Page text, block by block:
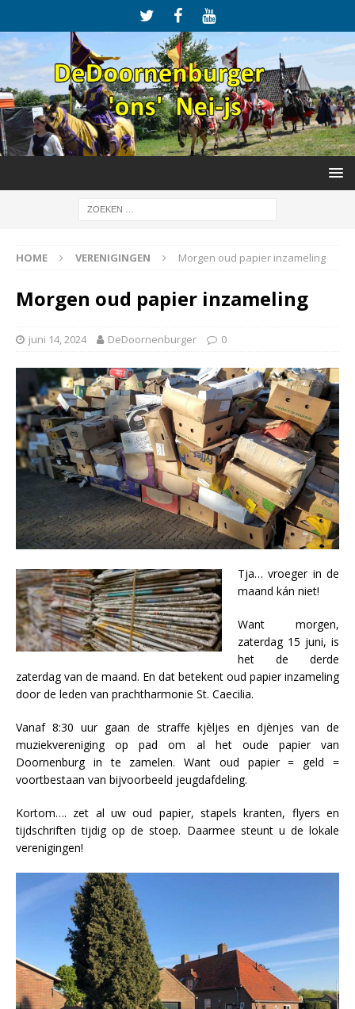
HOME VERENIGINGEN Morgen oud papier inzameling
Morgen oud papier inzameling
juni 14, 2024 DeDoornenburger 0
Tja… vroeger in de
maand kán niet!
Want morgen,
zaterdag 15 juni, is
het de derde
zaterdag van de maand. En dat betekent oud papier inzameling
door de leden van prachtharmonie St. Caecilia.
Vanaf 8:30 uur gaan de straffe kjèljes en djènjes van de
muziekvereniging op pad om al het oude papier van
Doornenburg in te zamelen. Want oud papier = geld =
voortbestaan van bijvoorbeeld jeugdafdeling.
Kortom…. zet al uw oud papier, stapels kranten, flyers en
tijdschriften tijdig op de stoep. Daarmee steunt u de lokale
verenigingen!